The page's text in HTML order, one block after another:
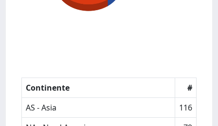
Continente
#
AS - Asia
116